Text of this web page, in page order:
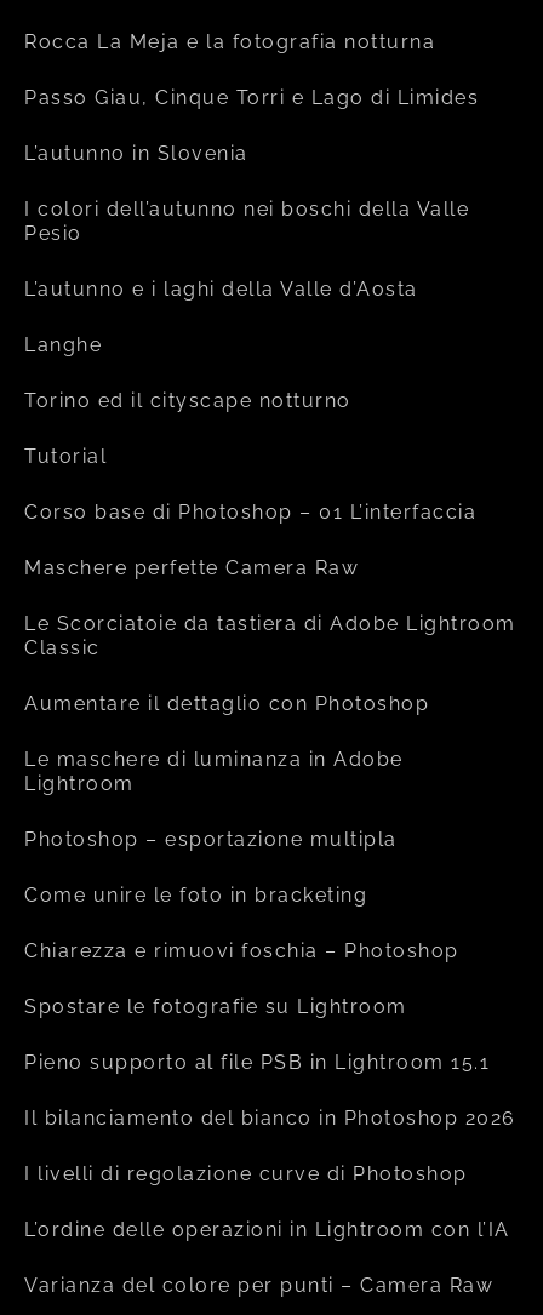
Rocca La Meja e la fotografia notturna
Passo Giau, Cinque Torri e Lago di Limides
L’autunno in Slovenia
I colori dell’autunno nei boschi della Valle
Pesio
L’autunno e i laghi della Valle d’Aosta
Langhe
Torino ed il cityscape notturno
Tutorial
Corso base di Photoshop – 01 L’interfaccia
Maschere perfette Camera Raw
Le Scorciatoie da tastiera di Adobe Lightroom
Classic
Aumentare il dettaglio con Photoshop
Le maschere di luminanza in Adobe
Lightroom
Photoshop – esportazione multipla
Come unire le foto in bracketing
Chiarezza e rimuovi foschia – Photoshop
Spostare le fotografie su Lightroom
Pieno supporto al file PSB in Lightroom 15.1
Il bilanciamento del bianco in Photoshop 2026
I livelli di regolazione curve di Photoshop
L’ordine delle operazioni in Lightroom con l’IA
Varianza del colore per punti – Camera Raw